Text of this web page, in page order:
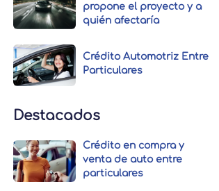
propone el proyecto y a
quién afectaría
Crédito Automotriz Entre
Particulares
Destacados
Crédito en compra y
venta de auto entre
particulares